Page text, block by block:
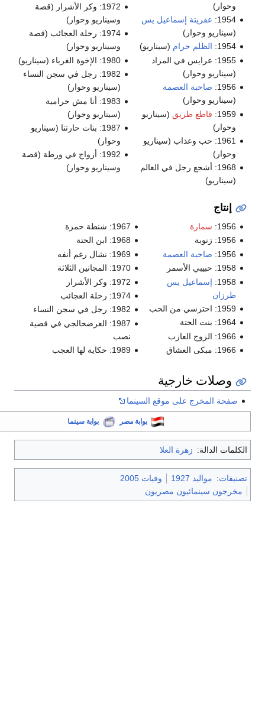
وحوار)
1954: عفريتة إسماعيل يس
(سيناريو وحوار)
1954: الظلم حرام(سيناريو)
1955: عرايس في المزاد
(سيناريو وحوار)
1956: صاحبة العصمة
(سيناريو وحوار)
1959: قاطع طريق(سيناريو
وحوار)
1961: حب وعذاب (سيناريو
وحوار)
1968: أشجع رجل في العالم
(سيناريو)
1972: وكر الأشرار (قصة
وسيناريو وحوار)
1974: رحلة العجائب (قصة
وسيناريو وحوار)
1980: الإخوة الغرباء (سيناريو)
1982: رجل في سجن النساء
(سيناريو وحوار)
1983: أنا مش حرامية
(سيناريو وحوار)
1987: بنات حارتنا (سيناريو
وحوار)
1992: أزواج في ورطة (قصة
وسيناريو وحوار)
إنتاج
1956: سمارة
1956: زنوبة
1956: صاحبة العصمة
1958: حبيبي الأسمر
1958: إسماعيل يس
طرزان
1959: احترسي من الحب
1964: بنت الحتة
1966: الزوج العازب
1966: مبكى العشاق
1967: شنطة حمزة
1968: ابن الحتة
1969: نشال رغم أنفه
1970: المجانين الثلاثة
1972: وكر الأشرار
1974: رحلة العجائب
1982: رجل في سجن النساء
1987: العرضحالجي في قضية
نصب
1989: حكاية لها العجب
وصلات خارجية
صفحة المخرج على موقع السينما
بوابة مصر بوابة سينما
الكلمات الدالة: زهرة العلا
تصنيفات: مواليد 1927
وفيات 2005
مخرجون سينمائيون مصريون